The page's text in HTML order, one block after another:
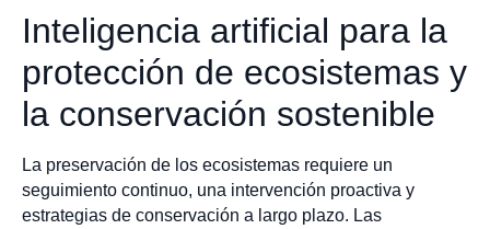
Inteligencia artificial para la
protección de ecosistemas y
la conservación sostenible
La preservación de los ecosistemas requiere un
seguimiento continuo, una intervención proactiva y
estrategias de conservación a largo plazo. Las